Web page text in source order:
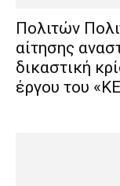
Πολιτών
αίτησης
δικαστική
έργου του